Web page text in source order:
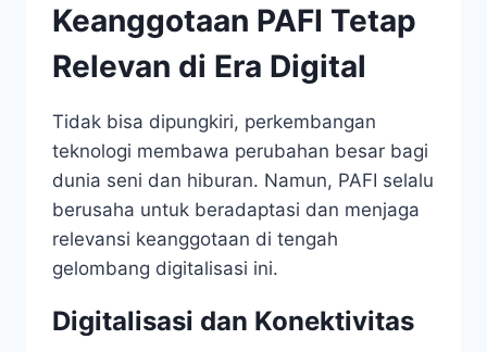
Keanggotaan PAFI Tetap
Relevan di Era Digital
Tidak bisa dipungkiri, perkembangan
teknologi membawa perubahan besar bagi
dunia seni dan hiburan. Namun, PAFI selalu
berusaha untuk beradaptasi dan menjaga
relevansi keanggotaan di tengah
gelombang digitalisasi ini.
Digitalisasi dan Konektivitas